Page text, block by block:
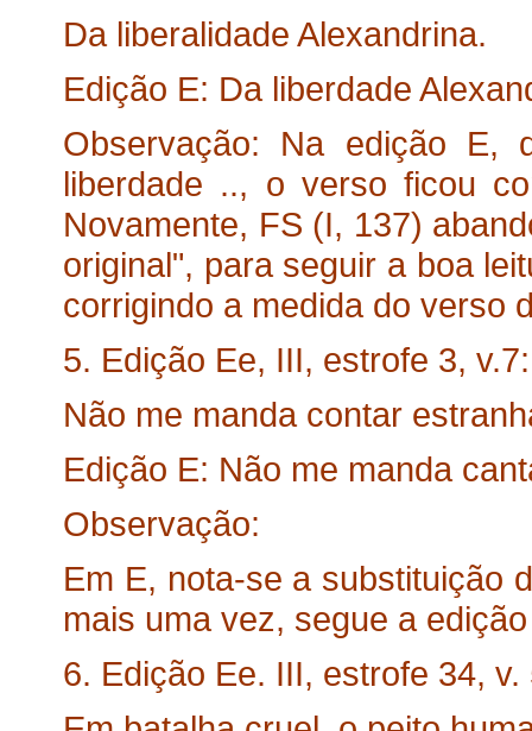
Da liberalidade Alexandrina.
Edição E: Da liberdade
Observação: Na edição E,
liberdade .., o verso ficou
Novamente, FS (I, 137)
original", para seguir a boa
corrigindo a medida do verso
5. Edição Ee, III, estrofe 3, v.7:
Não me manda contar
Edição E: Não me manda
Observação:
Em E, nota-se a substituição
mais uma vez, segue a
6. Edição Ee. III, estrofe 34, v.